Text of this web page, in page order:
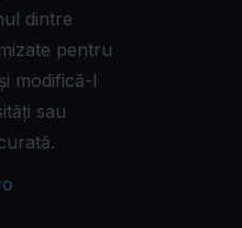
dintre
pentru
modifică-l
sau